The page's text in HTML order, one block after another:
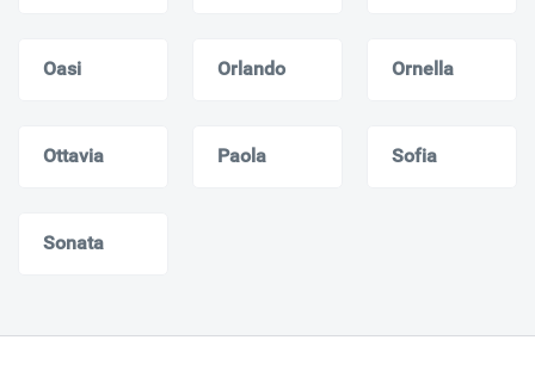
Oasi Orlando Ornella
Ottavia Paola Sofia
Sonata